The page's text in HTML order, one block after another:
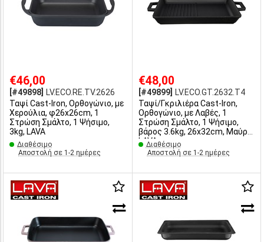
€46,00
[#49898]
LV.ECO.RE.TV.2626
Ταψί Cast-Iron, Oρθογώνιο, με
Xερούλια, φ26x26cm, 1
Στρώση Σμάλτο, 1 Ψήσιμο,
3kg, LAVA
Διαθέσιμο
Αποστολή σε 1-2 ημέρες
€48,00
[#49899]
LV.ECO.GT.2632.T4
Ταψί/Γκριλιέρα Cast-Iron,
Oρθογώνιο, με Λαβές, 1
Στρώση Σμάλτο, 1 Ψήσιμο,
βάρος 3.6kg, 26x32cm, Μαύρο,
LAVA
Διαθέσιμο
Αποστολή σε 1-2 ημέρες